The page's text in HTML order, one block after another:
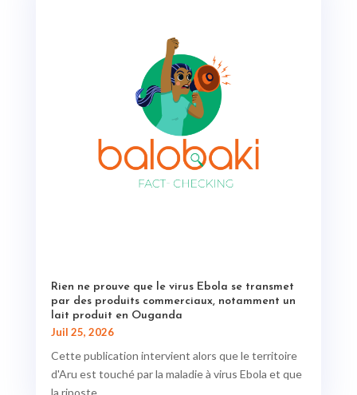
Rien ne prouve que le virus Ebola se transmet
par des produits commerciaux, notamment un
lait produit en Ouganda
Juil 25, 2026
Cette publication intervient alors que le territoire
d'Aru est touché par la maladie à virus Ebola et que
la riposte...